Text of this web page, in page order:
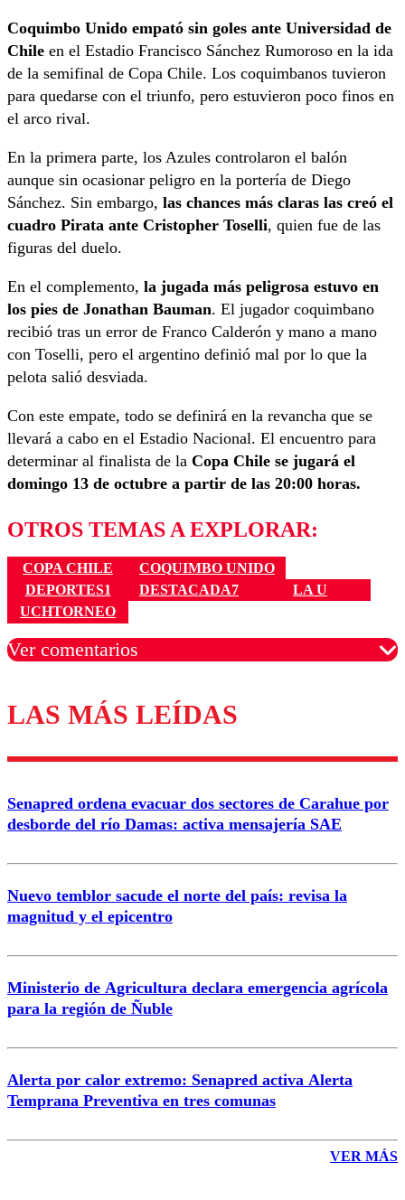
Coquimbo Unido empató sin goles ante Universidad de
Chile en el Estadio Francisco Sánchez Rumoroso en la ida
de la semifinal de Copa Chile. Los coquimbanos tuvieron
para quedarse con el triunfo, pero estuvieron poco finos en
el arco rival.
En la primera parte, los Azules controlaron el balón
aunque sin ocasionar peligro en la portería de Diego
Sánchez. Sin embargo, las chances más claras las creó el
cuadro Pirata ante Cristopher Toselli, quien fue de las
figuras del duelo.
En el complemento, la jugada más peligrosa estuvo en
los pies de Jonathan Bauman. El jugador coquimbano
recibió tras un error de Franco Calderón y mano a mano
con Toselli, pero el argentino definió mal por lo que la
pelota salió desviada.
Con este empate, todo se definirá en la revancha que se
llevará a cabo en el Estadio Nacional. El encuentro para
determinar al finalista de la Copa Chile se jugará el
domingo 13 de octubre a partir de las 20:00 horas.
OTROS TEMAS A EXPLORAR:
COPA CHILE
COQUIMBO UNIDO
DEPORTES1
DESTACADA7
LA U
UCHTORNEO
Ver comentarios
Los comentarios son moderados para garantizar un
diálogo respetuoso.
Nombre
Correo
LAS MÁS LEÍDAS
Senapred ordena evacuar dos sectores de Carahue por
desborde del río Damas: activa mensajería SAE
Nuevo temblor sacude el norte del país: revisa la
magnitud y el epicentro
Ministerio de Agricultura declara emergencia agrícola
para la región de Ñuble
Alerta por calor extremo: Senapred activa Alerta
Temprana Preventiva en tres comunas
VER MÁS